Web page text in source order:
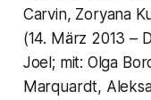
Carvin, Zoryana
(14. März 2013 –
Joel; mit: Olga
Marquardt,